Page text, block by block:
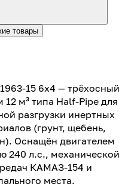
товары
15 6х4 — трёхосный
м³ типа Half-Pipe для
разгрузки инертных
(грунт, щебень,
Оснащён двигателем
240 л.с., механической
КАМАЗ-154 и
места.